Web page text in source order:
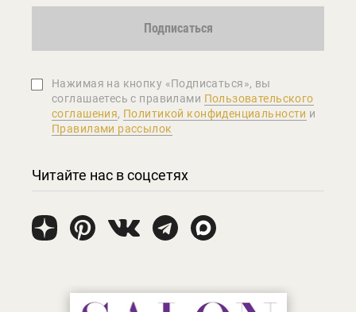
Подписаться
Нажимая на кнопку «Подписаться», вы
соглашаетеcь с правилами Пользовательского
соглашения, Политикой конфиденциальности и
Правилами рассылок
Читайте нас в соцсетях